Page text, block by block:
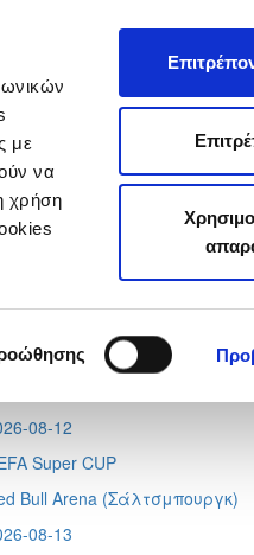
με
να
χρήση
Tweets
Προσεχή
League
08-12
Super CUP
Bull Arena (Σάλτσμπουργκ)
08-13